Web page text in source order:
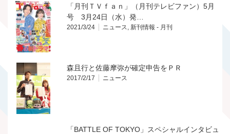
「月刊ＴＶｆａｎ」（月刊テレビファン）5月
号 3月24日（水）発…
2021/3/24 ニュース, 新刊情報 - 月刊
森且行と佐藤摩弥が確定申告をＰＲ
2017/2/17 ニュース
「BATTLE OF TOKYO」スペシャルインタビュ